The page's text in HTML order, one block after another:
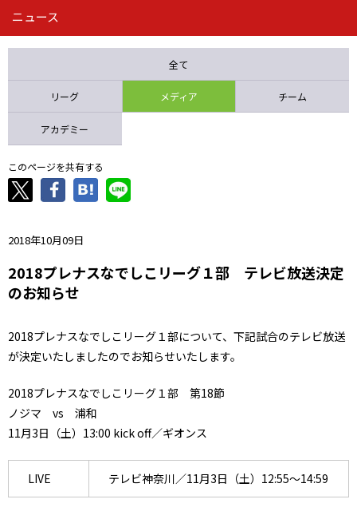
第16節 09/05 (土) 15:00
ニッパツ 石人の星
ニュース
全て
リーグ メディア チーム
アカデミー
このページを共有する
2018年10月09日
2018プレナスなでしこリーグ１部 テレビ放送決定
のお知らせ
2018プレナスなでしこリーグ１部について、下記試合のテレビ放送
が決定いたしましたのでお知らせいたします。
2018プレナスなでしこリーグ１部 第18節
ノジマ vs 浦和
11月3日（土）13:00 kick off／ギオンス
LIVE テレビ神奈川／11月3日（土）12:55～14:59